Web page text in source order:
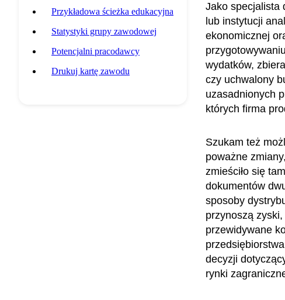
Przykładowa ścieżka edukacyjna
Statystyki grupy zawodowej
Potencjalni pracodawcy
Drukuj kartę zawodu
Jako specjalista
lub instytucji
ekonomicznej
wydatków,
czy uchwalony
uzasadnionych
których firma
Szukam też
poważne
zmieściło się
dokumentów
sposoby
przynoszą
przewidywane
decyzji
rynki